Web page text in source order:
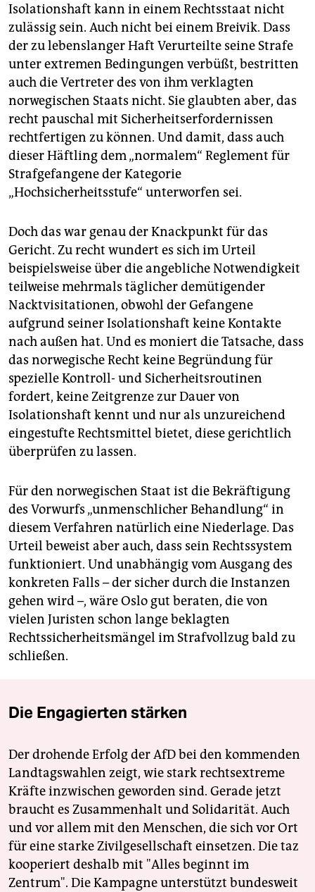
Isolationshaft kann in einem Rechtsstaat nicht
zulässig sein. Auch nicht bei einem Breivik. Dass
der zu lebenslanger Haft Verurteilte seine Strafe
unter extremen Bedingungen verbüßt, bestritten
auch die Vertreter des von ihm verklagten
norwegischen Staats nicht. Sie glaubten aber, das
recht pauschal mit Sicherheitserfordernissen
rechtfertigen zu können. Und damit, dass auch
dieser Häftling dem „normalem“ Reglement für
Strafgefangene der Kategorie
„Hochsicherheitsstufe“ unterworfen sei.
Doch das war genau der Knackpunkt für das
Gericht. Zu recht wundert es sich im Urteil
beispielsweise über die angebliche Notwendigkeit
teilweise mehrmals täglicher demütigender
Nacktvisitationen, obwohl der Gefangene
aufgrund seiner Isolationshaft keine Kontakte
nach außen hat. Und es moniert die Tatsache, dass
das norwegische Recht keine Begründung für
spezielle Kontroll- und Sicherheitsroutinen
fordert, keine Zeitgrenze zur Dauer von
Isolationshaft kennt und nur als unzureichend
eingestufte Rechtsmittel bietet, diese gerichtlich
überprüfen zu lassen.
Für den norwegischen Staat ist die Bekräftigung
des Vorwurfs „unmenschlicher Behandlung“ in
diesem Verfahren natürlich eine Niederlage. Das
Urteil beweist aber auch, dass sein Rechtssystem
funktioniert. Und unabhängig vom Ausgang des
konkreten Falls – der sicher durch die Instanzen
gehen wird –, wäre Oslo gut beraten, die von
vielen Juristen schon lange beklagten
Rechtssicherheitsmängel im Strafvollzug bald zu
schließen.
Die Engagierten stärken
Der drohende Erfolg der AfD bei den kommenden
Landtagswahlen zeigt, wie stark rechtsextreme
Kräfte inzwischen geworden sind. Gerade jetzt
braucht es Zusammenhalt und Solidarität. Auch
und vor allem mit den Menschen, die sich vor Ort
für eine starke Zivilgesellschaft einsetzen. Die taz
kooperiert deshalb mit "Alles beginnt im
Zentrum". Die Kampagne unterstützt bundesweit